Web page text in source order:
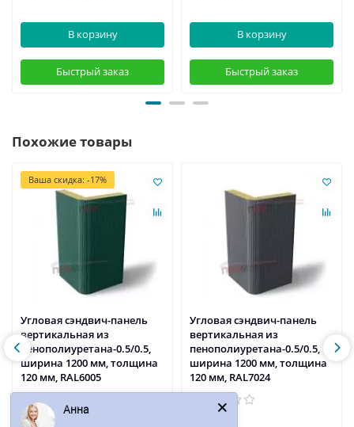
В корзину
Быстрый заказ
В корзину
Быстрый заказ
Похожие товары
Ваша скидка: -17%
Угловая сэндвич-панель
вертикальная из
пенополиуретана-0.5/0.5,
ширина 1200 мм, толщина
120 мм, RAL6005
Угловая сэндвич-панель
вертикальная из
пенополиуретана-0.5/0.5,
ширина 1200 мм, толщина
120 мм, RAL7024